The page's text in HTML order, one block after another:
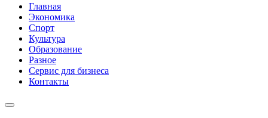
Главная
Экономика
Спорт
Культура
Образование
Разное
Сервис для бизнеса
Контакты